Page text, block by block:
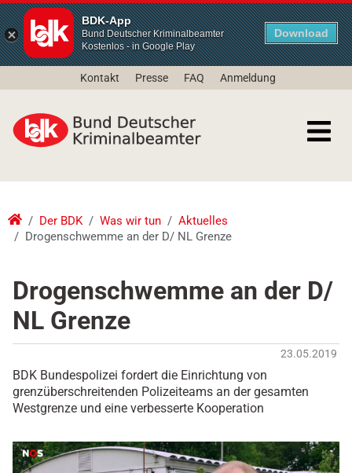
BDK-App
Bund Deutscher Kriminalbeamter
Kostenlos - in Google Play
Download
Kontakt Presse FAQ Anmeldung
Der BDK Was wir tun
Aktuelles
Drogenschwemme an der D/ NL Grenze
Drogenschwemme an der D/
NL Grenze
23.05.2019
BDK Bundespolizei fordert die Einrichtung von
grenzüberschreitenden Polizeiteams an der gesamten
Westgrenze und eine verbesserte Kooperation